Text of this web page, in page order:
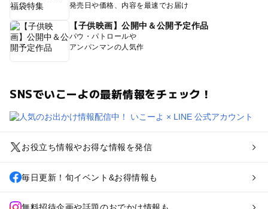
発売日や価格、内容を最速でお届け
【子供映画】公開中＆公開予定作品
パウ・パトロールや
アンパンマンの人気作
SNSでいこーよの最新情報をチェック！
お役立ち情報やお得な情報を発信
毎日更新！旬イベント&お得情報も